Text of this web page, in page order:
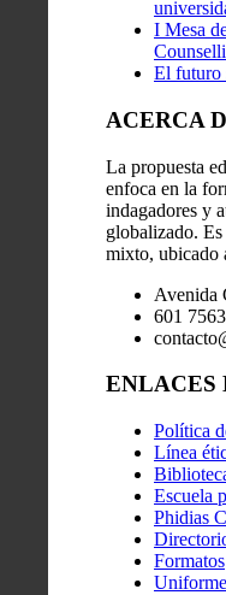
I Mesa
El futuro
ACERCA
La propuesta
enfoca en la
indagadores y
globalizado.
mixto, ubicado
Avenida
601
ENLACES
Política
Línea
Escuela
Phidias
Formatos